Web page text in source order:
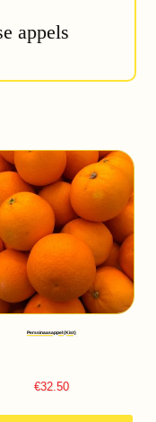
appels
Perssinaasappel (Kist)
€32.50